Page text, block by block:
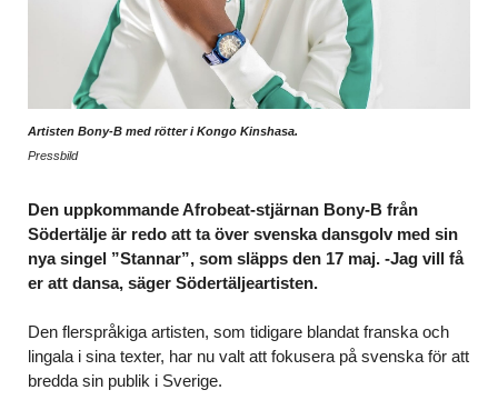
Artisten Bony-B med rötter i Kongo Kinshasa.
Pressbild
Den uppkommande Afrobeat-stjärnan Bony-B från
Södertälje är redo att ta över svenska dansgolv med sin
nya singel ”Stannar”, som släpps den 17 maj. -Jag vill få
er att dansa, säger Södertäljeartisten.
Den flerspråkiga artisten, som tidigare blandat franska och
lingala i sina texter, har nu valt att fokusera på svenska för att
bredda sin publik i Sverige.